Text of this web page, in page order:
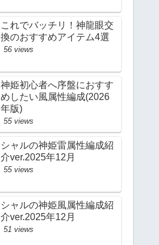
これでバッチリ！神龍眼交
換のおすすめアイテム4選
56 views
神姫初心者へ序盤におすす
めしたい風属性編成(2026
年版)
55 views
シャルの神姫雷属性編成紹
介ver.2025年12月
55 views
シャルの神姫風属性編成紹
介ver.2025年12月
51 views